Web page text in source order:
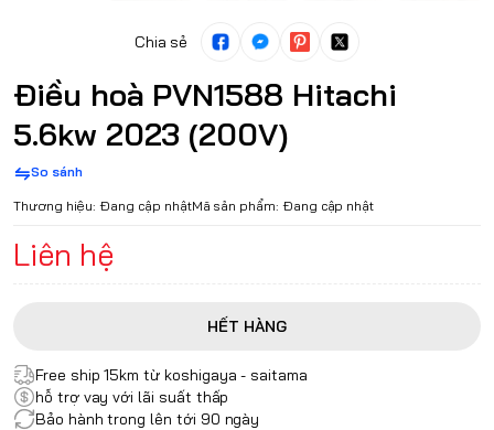
Chia sẻ
Điều hoà PVN1588 Hitachi
5.6kw 2023 (200V)
So sánh
Thương hiệu: Đang cập nhậtMã sản phẩm: Đang cập nhật
Liên hệ
HẾT HÀNG
Free ship 15km từ koshigaya - saitama
hỗ trợ vay với lãi suất thấp
Bảo hành trong lên tới 90 ngày